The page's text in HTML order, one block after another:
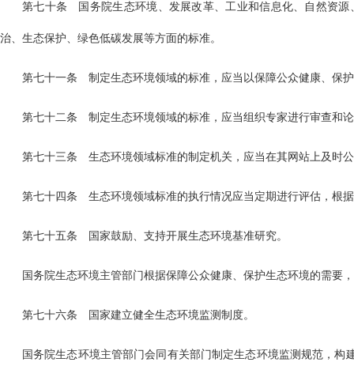
第七十条 国务院生态环境、发展改革、工业和信息化、自然资源
治、生态保护、绿色低碳发展等方面的标准。
第七十一条 制定生态环境领域的标准，应当以保障公众健康、保
第七十二条 制定生态环境领域的标准，应当组织专家进行审查和
第七十三条 生态环境领域标准的制定机关，应当在其网站上及时
第七十四条 生态环境领域标准的执行情况应当定期进行评估，根
第七十五条 国家鼓励、支持开展生态环境基准研究。
国务院生态环境主管部门根据保障公众健康、保护生态环境的需要
第七十六条 国家建立健全生态环境监测制度。
国务院生态环境主管部门会同有关部门制定生态环境监测规范，